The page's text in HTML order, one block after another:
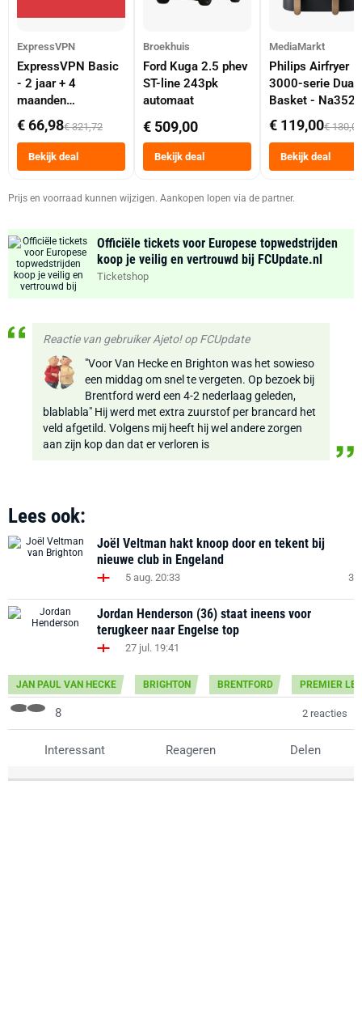
ExpressVPN
ExpressVPN Basic
- 2 jaar + 4
maanden
abonnement
€ 66,98€ 321,72
Bekijk deal
Broekhuis
Ford Kuga 2.5 phev
ST-line 243pk
automaat
€ 509,00
Bekijk deal
MediaMarkt
Philips Airfryer
3000-serie Dual
Basket -
Dubbele Mand 9
Tot 6 Personen
Heteluchtfriteuse
Zwart
€ 119,00€ 130,00
Bekijk deal
Prijs en voorraad kunnen wijzigen. Aankopen lopen via de partner.
Officiële tickets voor Europese topwedstrijden
koop je veilig en vertrouwd bij FCUpdate.nl
Ticketshop
Reactie van gebruiker Ajeto! op FCUpdate
"Voor Van Hecke en Brighton was het sowieso
een middag om snel te vergeten. Op bezoek bij
Brentford werd een 4-2 nederlaag geleden,
blablabla" Hij werd met extra zuurstof per brancard het
veld afgetild. Volgens mij heeft hij wel andere zorgen
aan zijn kop dan dat er verloren is
Lees ook:
Joël Veltman hakt knoop door en tekent bij
nieuwe club in Engeland
5 aug. 20:33 3
Jordan Henderson (36) staat ineens voor
terugkeer naar Engelse top
27 jul. 19:41
JAN PAUL VAN HECKE BRIGHTON BRENTFORD PREMIER
8 2 reacties
Interessant Reageren Delen